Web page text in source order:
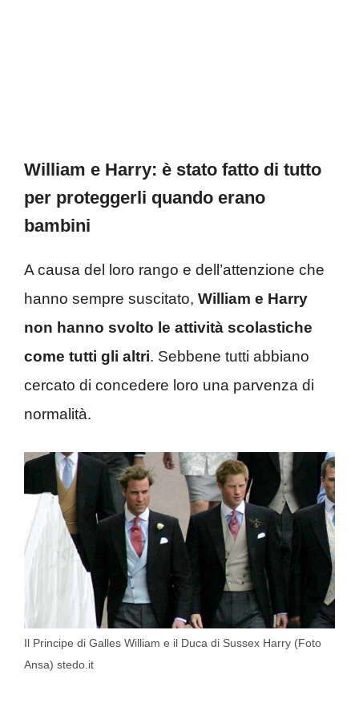
William e Harry: è stato fatto di tutto
per proteggerli quando erano
bambini
A causa del loro rango e dell’attenzione che
hanno sempre suscitato, William e Harry
non hanno svolto le attività scolastiche
come tutti gli altri. Sebbene tutti abbiano
cercato di concedere loro una parvenza di
normalità.
Il Principe di Galles William e il Duca di Sussex Harry (Foto
Ansa) stedo.it